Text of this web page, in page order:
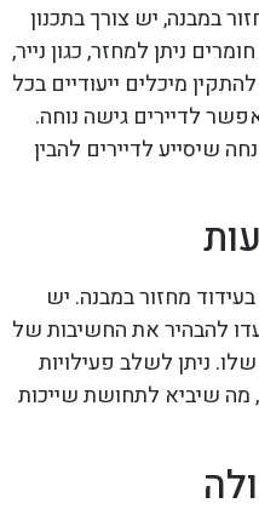
במבנה, יש צורך בתכנון
ניתן למחזר, כגון נייר,
מיכלים ייעודיים בכל
לדיירים גישה נוחה.
שיסייע לדיירים להבין
מחזור במבנה. יש
להבהיר את החשיבות של
ניתן לשלב פעילויות
מה שיביא לתחושת שייכות